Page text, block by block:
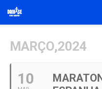
MARÇO,2024
10